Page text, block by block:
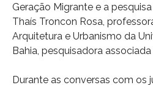
Geração Migrante e a
Thaís Troncon Rosa,
Arquitetura e Urbanismo da
Bahia, pesquisadora
Durante as conversas com os